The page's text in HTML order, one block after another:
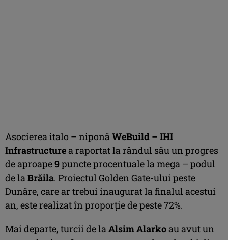
Asocierea italo – niponă WeBuild – IHI
Infrastructurea raportat la rândul său un progres
de aproape9puncte procentuale la mega – podul
de la Brăila. Proiectul Golden Gate-ului peste
Dunăre, care ar trebui inaugurat la finalul acestui
an, este realizat în proporție de peste 72%.
Mai departe, turcii de la Alsim Alarkoau avut un